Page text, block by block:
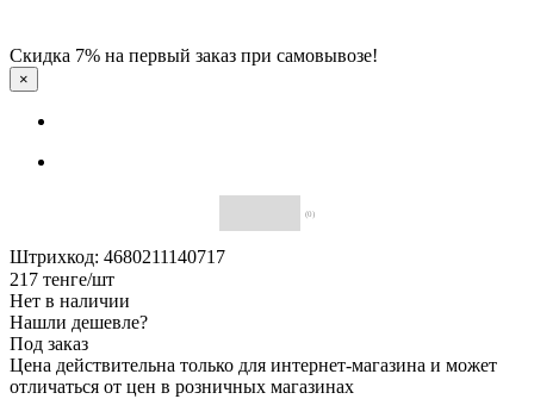
Скидка 7% на первый заказ при самовывозе!
×
(0)
Штрихкод: 4680211140717
217 тенге/шт
Нет в наличии
Нашли дешевле?
Под заказ
Цена действительна только для интернет-магазина и может
отличаться от цен в розничных магазинах